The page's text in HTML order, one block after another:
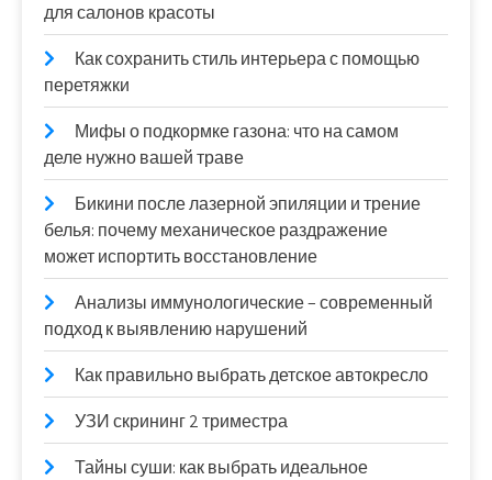
для салонов красоты
Как сохранить стиль интерьера с помощью
перетяжки
Мифы о подкормке газона: что на самом
деле нужно вашей траве
Бикини после лазерной эпиляции и трение
белья: почему механическое раздражение
может испортить восстановление
Анализы иммунологические – современный
подход к выявлению нарушений
Как правильно выбрать детское автокресло
УЗИ скрининг 2 триместра
Тайны суши: как выбрать идеальное